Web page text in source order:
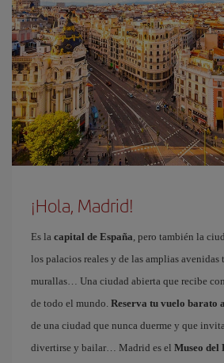
¡Hola, Madrid!
Es la capital de España, pero también la
los palacios reales y de las amplias avenidas
murallas… Una ciudad abierta que recibe
de todo el mundo. Reserva tu vuelo barato
de una ciudad que nunca duerme y que
divertirse y bailar… Madrid es el Museo del